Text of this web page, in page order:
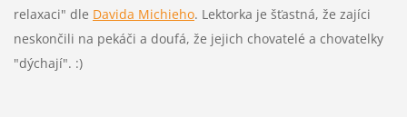
relaxaci" dle Davida Michieho. Lektorka je šťastná, že zajíci
neskončili na pekáči a doufá, že jejich chovatelé a chovatelky
"dýchají". :)